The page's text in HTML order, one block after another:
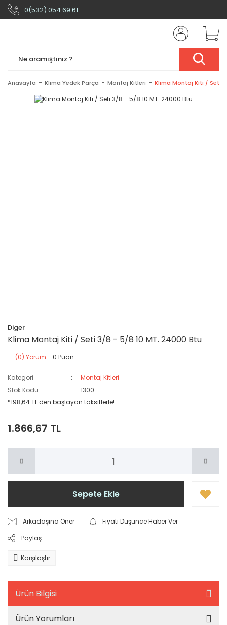
0(532) 054 69 61
Anasayfa Klima Yedek Parça Montaj Kitleri Klima Montaj Kiti / Seti
Diger
Klima Montaj Kiti / Seti 3/8 - 5/8 10 MT. 24000 Btu
(0) Yorum - 0 Puan
Kategori
Montaj Kitleri
Stok Kodu
1300
*198,64 TL den başlayan taksitlerle!
1.866,67 TL
Sepete Ekle
Arkadaşına Öner
Fiyatı Düşünce Haber Ver
Paylaş
Karşılaştır
Ürün Bilgisi
Ürün Yorumları